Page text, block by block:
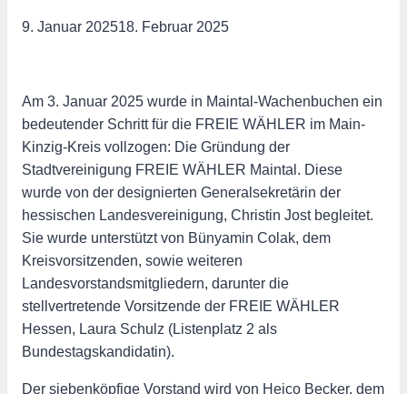
9. Januar 202518. Februar 2025
Am 3. Januar 2025 wurde in Maintal-Wachenbuchen ein
bedeutender Schritt für die FREIE WÄHLER im Main-
Kinzig-Kreis vollzogen: Die Gründung der
Stadtvereinigung FREIE WÄHLER Maintal. Diese
wurde von der designierten Generalsekretärin der
hessischen Landesvereinigung, Christin Jost begleitet.
Sie wurde unterstützt von Bünyamin Colak, dem
Kreisvorsitzenden, sowie weiteren
Landesvorstandsmitgliedern, darunter die
stellvertretende Vorsitzende der FREIE WÄHLER
Hessen, Laura Schulz (Listenplatz 2 als
Bundestagskandidatin).
Der siebenköpfige Vorstand wird von Heico Becker, dem